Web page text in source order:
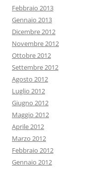
Febbraio 2013
Gennaio 2013
Dicembre 2012
Novembre 2012
Ottobre 2012
Settembre 2012
Agosto 2012
Luglio 2012
Giugno 2012
Maggio 2012
Aprile 2012
Marzo 2012
Febbraio 2012
Gennaio 2012